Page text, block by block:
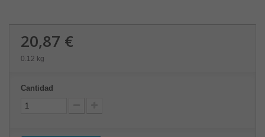
20,87 €
0.12 kg
Cantidad